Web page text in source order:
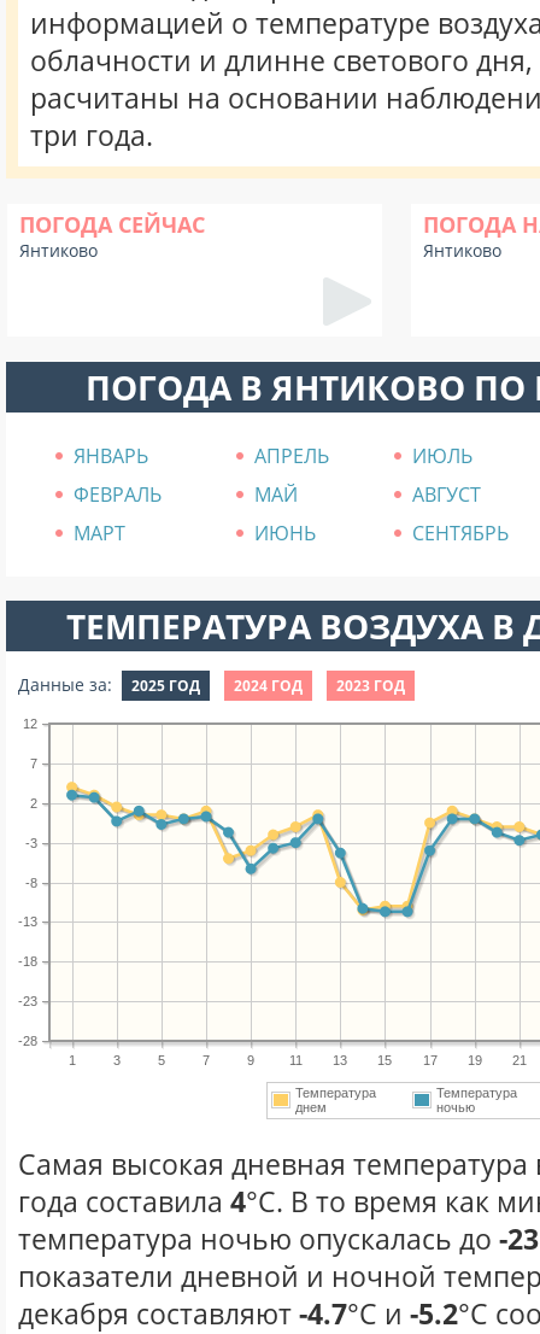
информацией о температуре
облачности и длинне светового
расчитаны на основании
три года.
ПОГОДА СЕЙЧАС
Янтиково
ПОГОДА
Янтиково
ПОГОДА В ЯНТИКОВО
ЯНВАРЬ АПРЕЛЬ
ИЮЛЬ
ФЕВРАЛЬ
МАЙ
АВГУСТ
МАРТ
ИЮНЬ СЕНТЯБРЬ
ТЕМПЕРАТУРА ВОЗДУХА В
Данные за: 2025 ГОД 2024 ГОД 2023 ГОД
1 3 5 7 9 11 13 15 17 19 21
-28
-23
-18
-13
-8
-3
2
7
12
Температура
днем
Температура
ночью
Самая высокая дневная температура
года составила 4°С. В то время как
температура ночью опускалась до -23
показатели дневной и ночной
декабря составляют-4.7°С и -5.2°С